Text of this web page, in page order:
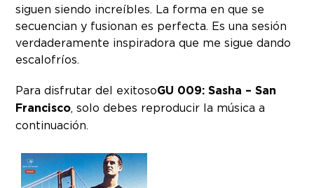
siguen siendo increíbles. La forma en que se
secuencian y fusionan es perfecta. Es una sesión
verdaderamente inspiradora que me sigue dando
escalofríos.
Para disfrutar del exitosoGU 009: Sasha – San
Francisco, solo debes reproducir la música a
continuación.